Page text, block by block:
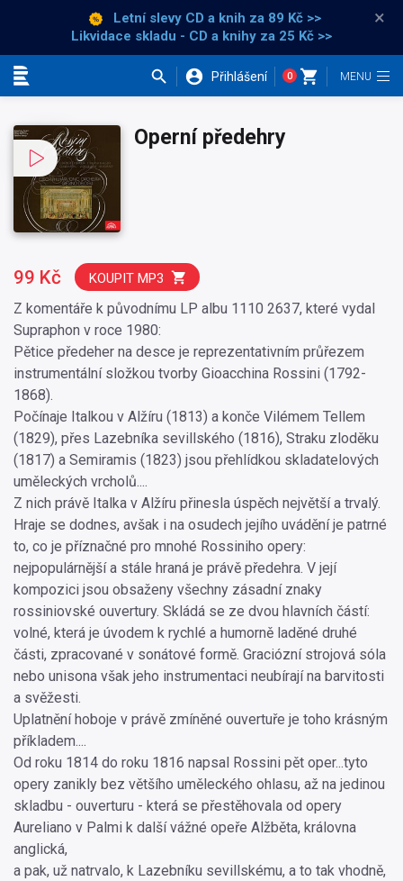
Letní slevy CD a knih za 89 Kč >>
Likvidace skladu - CD a knihy za 25 Kč >>
×
Přihlášení 0
Operní předehry
Z komentáře k původnímu LP albu 1110 2637, které vydal
Supraphon v roce 1980:
Pětice předeher na desce je reprezentativním průřezem
instrumentální složkou tvorby Gioacchina Rossini (1792-
1868).
Počínaje Italkou v Alžíru (1813) a konče Vilémem Tellem
(1829), přes Lazebníka sevillského (1816), Straku zloděku
(1817) a Semiramis (1823) jsou přehlídkou skladatelových
uměleckých vrcholů....
Z nich právě Italka v Alžíru přinesla úspěch největší a trvalý.
Hraje se dodnes, avšak i na osudech jejího uvádění je patrné
to, co je příznačné pro mnohé Rossiniho opery:
nejpopulárnější a stále hraná je právě předehra. V její
kompozici jsou obsaženy všechny zásadní znaky
rossiniovské ouvertury. Skládá se ze dvou hlavních částí:
volné, která je úvodem k rychlé a humorně laděné druhé
části, zpracované v sonátové formě. Graciózní strojová sóla
nebo unisona však jeho instrumentaci neubírají na barvitosti
a svěžesti.
Uplatnění hoboje v právě zmíněné ouvertuře je toho krásným
příkladem....
Od roku 1814 do roku 1816 napsal Rossini pět oper...tyto
opery zanikly bez většího uměleckého ohlasu, až na jedinou
skladbu - ouverturu - která se přestěhovala od opery
Aureliano v Palmi k další vážné opeře Alžběta, královna
anglická,
a pak, už natrvalo, k Lazebníku sevillskému, a to tak vhodně,
99 Kč KOUPIT MP3